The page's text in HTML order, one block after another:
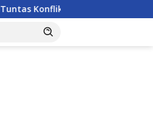
Tolitoli